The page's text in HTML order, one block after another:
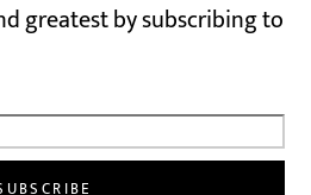
greatest by subscribing to